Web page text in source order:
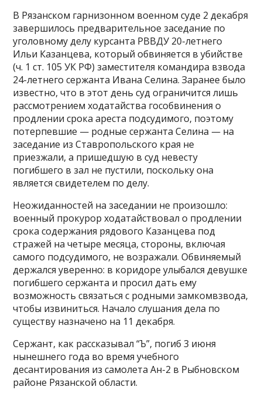
В Рязанском гарнизонном военном суде 2 декабря
завершилось предварительное заседание по
уголовному делу курсанта РВВДУ 20-летнего
Ильи Казанцева, который обвиняется в убийстве
(ч. 1 ст. 105 УК РФ) заместителя командира взвода
24-летнего сержанта Ивана Селина. Заранее было
известно, что в этот день суд ограничится лишь
рассмотрением ходатайства гособвинения о
продлении срока ареста подсудимого, поэтому
потерпевшие — родные сержанта Селина — на
заседание из Ставропольского края не
приезжали, а пришедшую в суд невесту
погибшего в зал не пустили, поскольку она
является свидетелем по делу.
Неожиданностей на заседании не произошло:
военный прокурор ходатайствовал о продлении
срока содержания рядового Казанцева под
стражей на четыре месяца, стороны, включая
самого подсудимого, не возражали. Обвиняемый
держался уверенно: в коридоре улыбался девушке
погибшего сержанта и просил дать ему
возможность связаться с родными замкомвзвода,
чтобы извиниться. Начало слушания дела по
существу назначено на 11 декабря.
Сержант, как рассказывал “Ъ”, погиб 3 июня
нынешнего года во время учебного
десантирования из самолета Ан-2 в Рыбновском
районе Рязанской области.